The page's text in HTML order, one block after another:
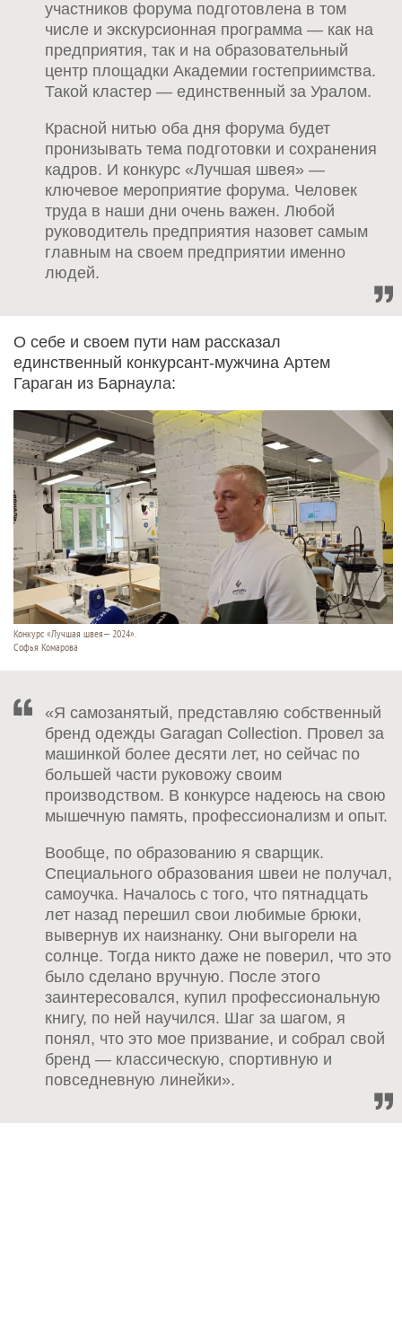
участников форума подготовлена в том
числе и экскурсионная программа — как на
предприятия, так и на образовательный
центр площадки Академии гостеприимства.
Такой кластер — единственный за Уралом.
Красной нитью оба дня форума будет
пронизывать тема подготовки и сохранения
кадров. И конкурс «Лучшая швея» —
ключевое мероприятие форума. Человек
труда в наши дни очень важен. Любой
руководитель предприятия назовет самым
главным на своем предприятии именно
людей.
О себе и своем пути нам рассказал
единственный конкурсант-мужчина Артем
Гараган из Барнаула:
Конкурс «Лучшая швея— 2024».
Софья Комарова
«Я самозанятый, представляю собственный
бренд одежды Garagan Collection. Провел за
машинкой более десяти лет, но сейчас по
большей части руковожу своим
производством. В конкурсе надеюсь на свою
мышечную память, профессионализм и опыт.
Вообще, по образованию я сварщик.
Специального образования швеи не получал,
самоучка. Началось с того, что пятнадцать
лет назад перешил свои любимые брюки,
вывернув их наизнанку. Они выгорели на
солнце. Тогда никто даже не поверил, что это
было сделано вручную. После этого
заинтересовался, купил профессиональную
книгу, по ней научился. Шаг за шагом, я
понял, что это мое призвание, и собрал свой
бренд — классическую, спортивную и
повседневную линейки».